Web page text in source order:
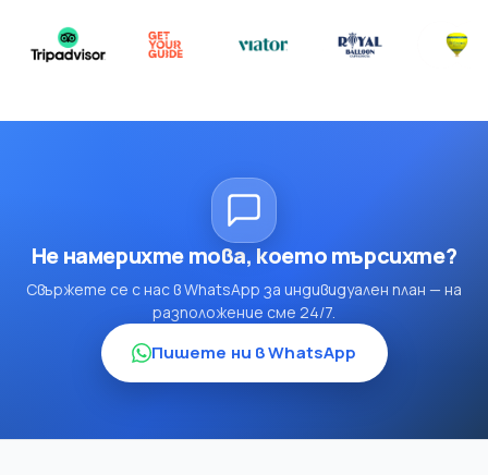
Не намерихте това, което търсихте?
Свържете се с нас в WhatsApp за индивидуален план — на
разположение сме 24/7.
Пишете ни в WhatsApp